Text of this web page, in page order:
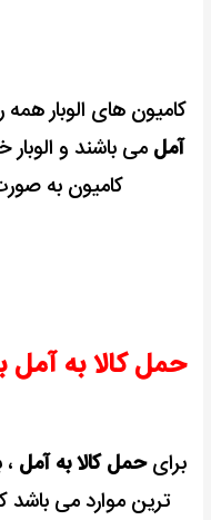
کامیون های الوبار همه
آمل می باشند و
کامیون به
حمل کالا به آمل
برایحمل کالا به آمل
ترین موارد می باشد